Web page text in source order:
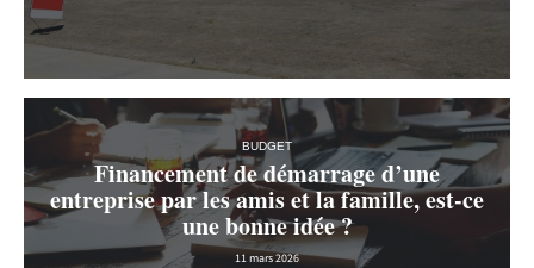
BUDGET
Financement de démarrage d’une
entreprise par les amis et la famille, est-ce
une bonne idée ?
11 mars 2026